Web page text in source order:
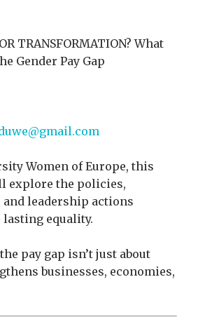
TRANSFORMATION? What
Gender Pay Gap
Women of Europe, this
explore the policies,
leadership actions
equality.
pay gap isn’t just about
businesses, economies,